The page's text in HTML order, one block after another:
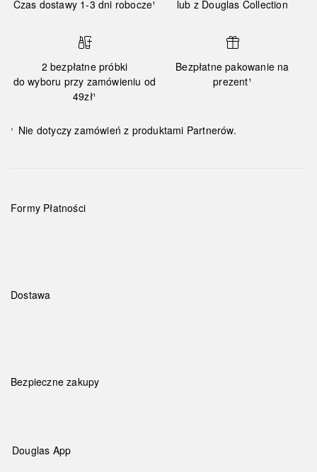
Czas dostawy 1-3 dni robocze¹ lub z Douglas Collection
2 bezpłatne próbki
do wyboru przy zamówieniu od
49zł¹
Bezpłatne pakowanie na
prezent¹
¹ Nie dotyczy zamówień z produktami Partnerów.
Formy Płatności
Dostawa
Bezpieczne zakupy
Douglas App